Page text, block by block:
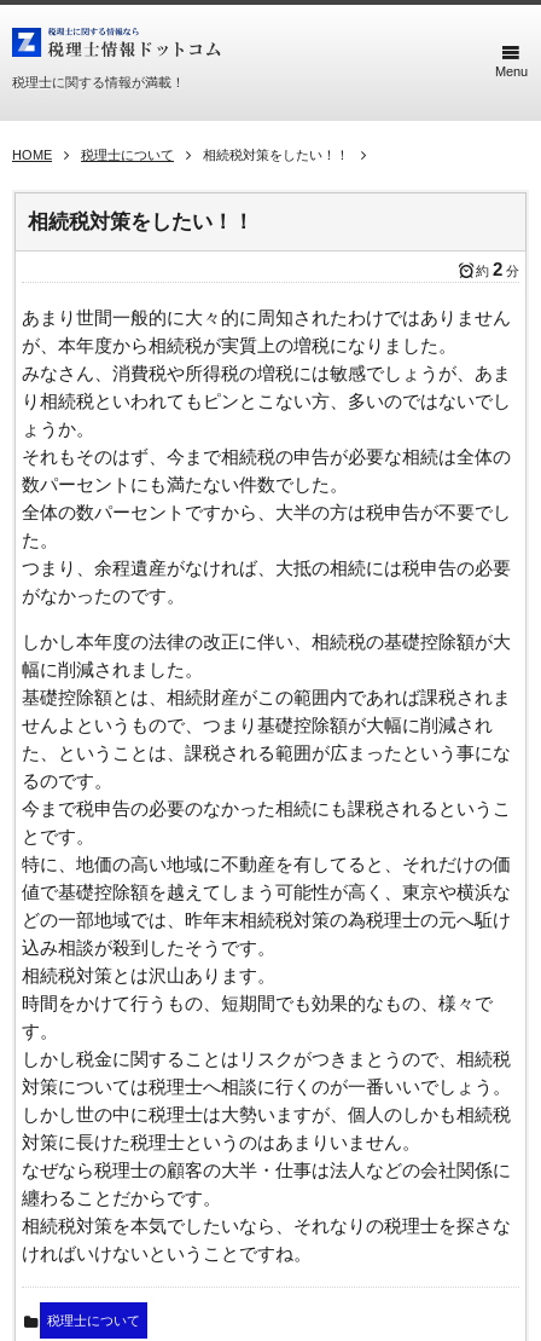
税理士に関する情報が満載！
Menu
HOME 税理士について 相続税対策をしたい！！
相続税対策をしたい！！
約 2 分
あまり世間一般的に大々的に周知されたわけではありません
が、本年度から相続税が実質上の増税になりました。
みなさん、消費税や所得税の増税には敏感でしょうが、あま
り相続税といわれてもピンとこない方、多いのではないでし
ょうか。
それもそのはず、今まで相続税の申告が必要な相続は全体の
数パーセントにも満たない件数でした。
全体の数パーセントですから、大半の方は税申告が不要でし
た。
つまり、余程遺産がなければ、大抵の相続には税申告の必要
がなかったのです。
しかし本年度の法律の改正に伴い、相続税の基礎控除額が大
幅に削減されました。
基礎控除額とは、相続財産がこの範囲内であれば課税されま
せんよというもので、つまり基礎控除額が大幅に削減され
た、ということは、課税される範囲が広まったという事にな
るのです。
今まで税申告の必要のなかった相続にも課税されるというこ
とです。
特に、地価の高い地域に不動産を有してると、それだけの価
値で基礎控除額を越えてしまう可能性が高く、東京や横浜な
どの一部地域では、昨年末相続税対策の為税理士の元へ駈け
込み相談が殺到したそうです。
相続税対策とは沢山あります。
時間をかけて行うもの、短期間でも効果的なもの、様々で
す。
しかし税金に関することはリスクがつきまとうので、相続税
対策については税理士へ相談に行くのが一番いいでしょう。
しかし世の中に税理士は大勢いますが、個人のしかも相続税
対策に長けた税理士というのはあまりいません。
なぜなら税理士の顧客の大半・仕事は法人などの会社関係に
纏わることだからです。
相続税対策を本気でしたいなら、それなりの税理士を探さな
ければいけないということですね。
税理士について